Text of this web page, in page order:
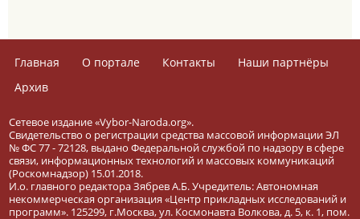
Главная О портале Контакты
Наши партнёры
Архив
Сетевое издание «Vybor-Naroda.org».
Свидетельство о регистрации средства массовой информации ЭЛ
№ ФС 77 - 72128, выдано Федеральной службой по надзору в сфере
связи, информационных технологий и массовых коммуникаций
(Роскомнадзор) 15.01.2018.
И.о. главного редактора Зябрев А.Б. Учредитель: Автономная
некоммерческая организация «Центр прикладных исследований и
программ». 125299, г.Москва, ул. Космонавта Волкова, д. 5, к. 1, пом.